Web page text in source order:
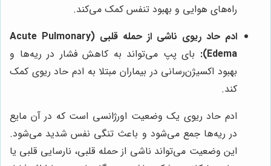
راه‌های هوایی و بهبود تنفس کمک می‌کند.
ادم حاد ریوی ناشی از حمله قلبی (Acute Pulmonary
Edema):
بای پپ می‌تواند به کاهش فشار در ریه‌ها و
بهبود اکسیژن‌رسانی در بیماران مبتلا به ادم حاد ریوی کمک
کند.
ادم حاد ریوی یک وضعیت اورژانسی است که در آن مایع
در ریه‌ها جمع می‌شود و باعث تنگی نفس شدید می‌شود.
این وضعیت می‌تواند ناشی از حمله قلبی، نارسایی قلبی یا